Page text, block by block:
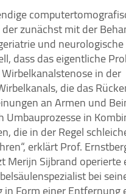
zunächst mit der
und neurologische
dass das eigentliche
in der
die das
an Armen und
Umbauprozesse in
die in der Regel
erklärt Prof.
Merijn Sijbrand operierte
bei